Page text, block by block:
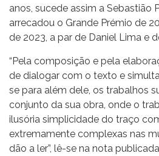
anos, sucede assim a Sebastião
arrecadou o Grande Prémio de
de 2023, a par de Daniel Lima e
“Pela composição e pela
de dialogar com o texto e
se para além dele, os trabalhos
conjunto da sua obra, onde o
ilusória simplicidade do traço
extremamente complexas nas
dão a ler”, lê-se na nota